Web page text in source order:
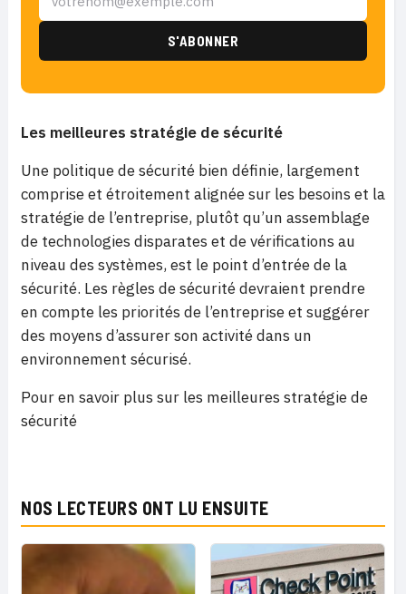
Les meilleures stratégie de sécurité
Une politique de sécurité bien définie, largement
comprise et étroitement alignée sur les besoins et la
stratégie de l’entreprise, plutôt qu’un assemblage
de technologies disparates et de vérifications au
niveau des systèmes, est le point d’entrée de la
sécurité. Les règles de sécurité devraient prendre
en compte les priorités de l’entreprise et suggérer
des moyens d’assurer son activité dans un
environnement sécurisé.
Pour en savoir plus sur les meilleures stratégie de
sécurité
NOS LECTEURS ONT LU ENSUITE